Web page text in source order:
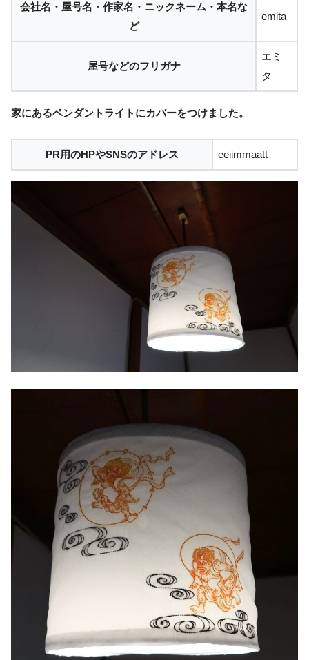
会社名・屋号名・作家名・ニックネーム・本名な
ど
emita
屋号などのフリガナ
エミ
タ
家にあるペンダントライトにカバーをつけました。
PR用のHPやSNSのアドレス eeiimmaatt